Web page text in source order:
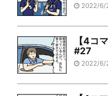
2022/6/
【4コ
#27
2022/6/